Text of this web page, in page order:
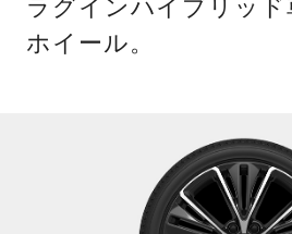
ラグインハイブリッド
ホイール。